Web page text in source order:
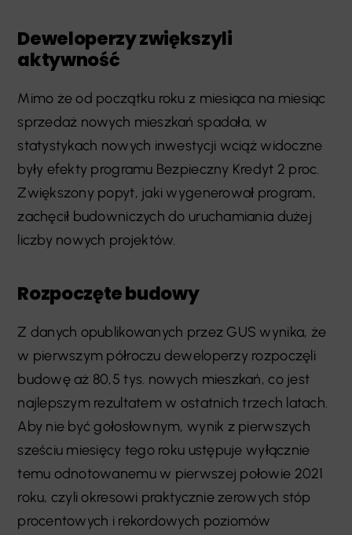
Deweloperzy zwiększyli
aktywność
Mimo że od początku roku z miesiąca na miesiąc
sprzedaż nowych mieszkań spadała, w
statystykach nowych inwestycji wciąż widoczne
były efekty programu Bezpieczny Kredyt 2 proc.
Zwiększony popyt, jaki wygenerował program,
zachęcił budowniczych do uruchamiania dużej
liczby nowych projektów.
Rozpoczęte budowy
Z danych opublikowanych przez GUS wynika, że
w pierwszym półroczu deweloperzy rozpoczęli
budowę aż 80,5 tys. nowych mieszkań, co jest
najlepszym rezultatem w ostatnich trzech latach.
Aby nie być gołosłownym, wynik z pierwszych
sześciu miesięcy tego roku ustępuje wyłącznie
temu odnotowanemu w pierwszej połowie 2021
roku, czyli okresowi praktycznie zerowych stóp
procentowych i rekordowych poziomów